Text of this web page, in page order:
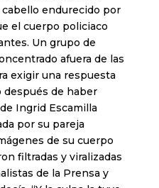
cabello endurecido por
el cuerpo policiaco
Un grupo de
afuera de las
exigir una respuesta
de haber
Ingrid Escamilla
por su pareja
de su cuerpo
filtradas y viralizadas
de la Prensa y